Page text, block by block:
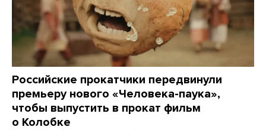
Российские прокатчики передвинули
премьеру нового «Человека-паука»,
чтобы выпустить в прокат фильм
о Колобке